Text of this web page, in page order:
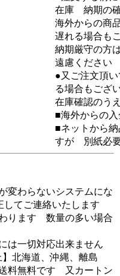
在庫 納期の
海外からの商
遅れる場合も
納期厳守の方
遠慮ください
●又ご注文頂
る場合もござ
在庫確認のう
■海外からの
■ネットから
すが 別紙必
変わらないシステムにな
してご連絡いたします
ります 数量の多い場合
は一切対応出来ません
北海道、沖縄、離島
料無料です 又カートン